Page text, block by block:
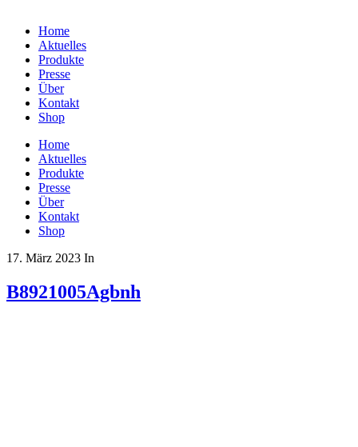
Home
Aktuelles
Produkte
Presse
Über
Kontakt
Shop
Home
Aktuelles
Produkte
Presse
Über
Kontakt
Shop
17. März 2023 In
B8921005Agbnh